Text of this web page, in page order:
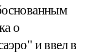
о
и ввел в